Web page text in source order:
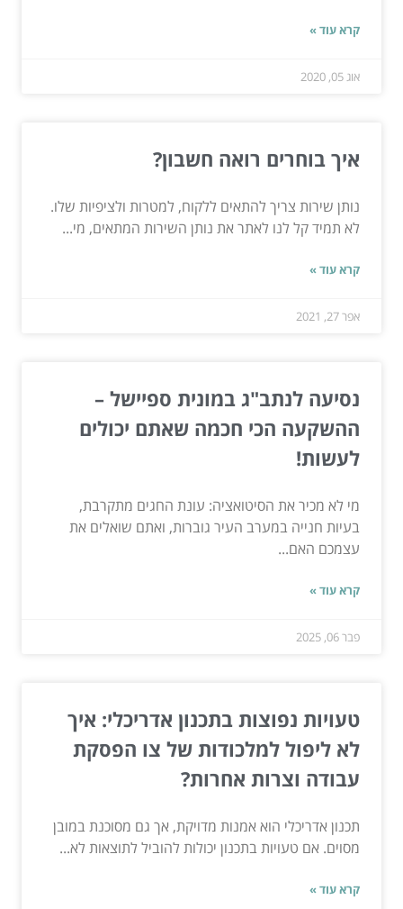
קרא עוד »
אוג 05, 2020
איך בוחרים רואה חשבון?
נותן שירות צריך להתאים ללקוח, למטרות ולציפיות שלו.
לא תמיד קל לנו לאתר את נותן השירות המתאים, מי...
קרא עוד »
אפר 27, 2021
נסיעה לנתב"ג במונית ספיישל –
ההשקעה הכי חכמה שאתם יכולים
לעשות!
מי לא מכיר את הסיטואציה: עונת החגים מתקרבת,
בעיות חנייה במערב העיר גוברות, ואתם שואלים את
עצמכם האם...
קרא עוד »
פבר 06, 2025
טעויות נפוצות בתכנון אדריכלי: איך
לא ליפול למלכודות של צו הפסקת
עבודה וצרות אחרות?
תכנון אדריכלי הוא אמנות מדויקת, אך גם מסוכנת במובן
מסוים. אם טעויות בתכנון יכולות להוביל לתוצאות לא...
קרא עוד »